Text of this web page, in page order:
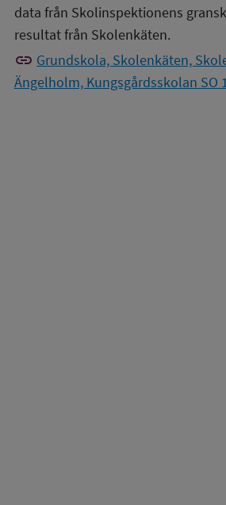
data från Skolinspektionens
resultat från Skolenkäten.
link Grundskola, Skolenkäten,
Ängelholm, Kungsgårdsskolan SO